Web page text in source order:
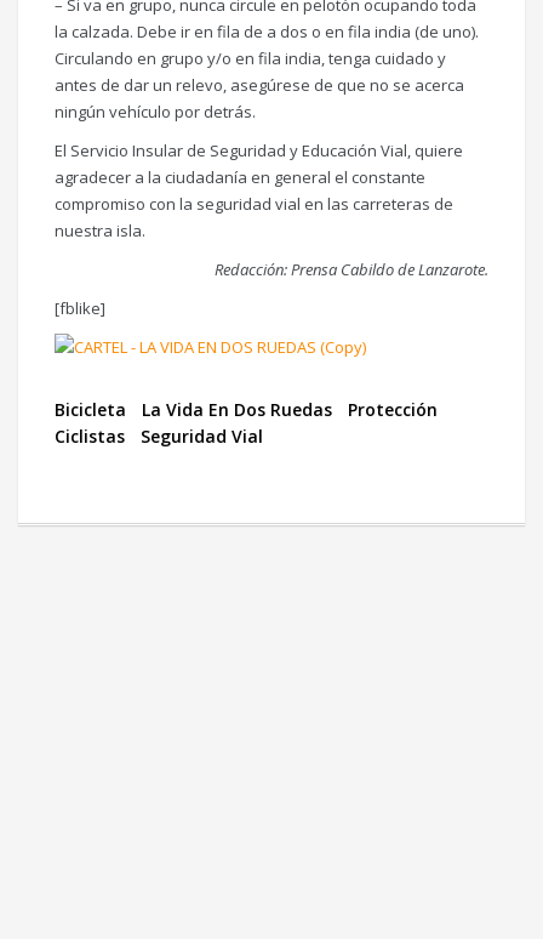
– Si va en grupo, nunca circule en pelotón ocupando toda
la calzada. Debe ir en fila de a dos o en fila india (de uno).
Circulando en grupo y/o en fila india, tenga cuidado y
antes de dar un relevo, asegúrese de que no se acerca
ningún vehículo por detrás.
El Servicio Insular de Seguridad y Educación Vial, quiere
agradecer a la ciudadanía en general el constante
compromiso con la seguridad vial en las carreteras de
nuestra isla.
Redacción: Prensa Cabildo de Lanzarote.
[fblike]
Bicicleta La Vida En Dos Ruedas
Protección
Ciclistas
Seguridad Vial